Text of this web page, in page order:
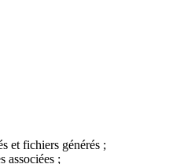
et fichiers générés ;
associées ;